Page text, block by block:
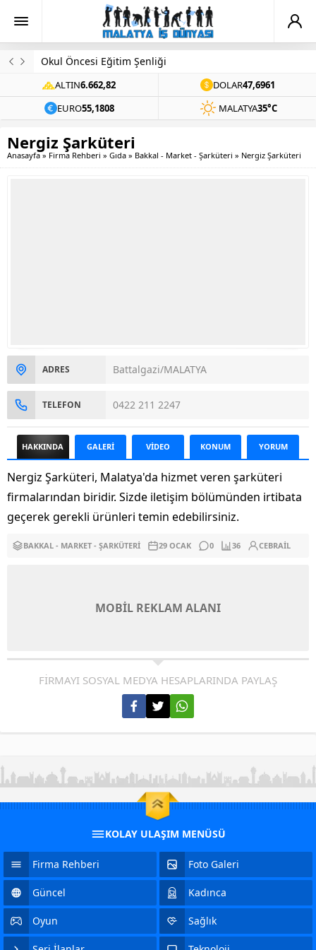
Okul Öncesi Eğitim Şenliği
ALTIN6.662,82 DOLAR47,6961
EURO55,1808 MALATYA35°C
Nergiz Şarküteri
Anasayfa » Firma Rehberi » Gıda » Bakkal - Market - Şarküteri » Nergiz Şarküteri
ADRES Battalgazi/MALATYA
TELEFON 0422 211 2247
HAKKINDA GALERİ VİDEO KONUM YORUM
Nergiz Şarküteri, Malatya'da hizmet veren şarküteri
firmalarından biridir. Sizde iletişim bölümünden irtibata
geçerek gerekli ürünleri temin edebilirsiniz.
BAKKAL - MARKET - ŞARKÜTERI 29 OCAK 0 36 CEBRAIL
MOBİL REKLAM ALANI
FİRMAYI SOSYAL MEDYA HESAPLARINDA PAYLAŞ
KOLAY ULAŞIM MENÜSÜ
Firma Rehberi Foto Galeri
Güncel Kadınca
Oyun Sağlık